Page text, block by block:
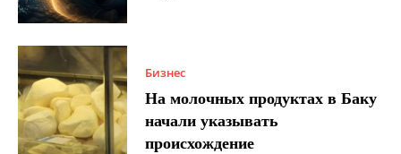
Бизнес
На молочных продуктах в Баку
начали указывать
происхождение